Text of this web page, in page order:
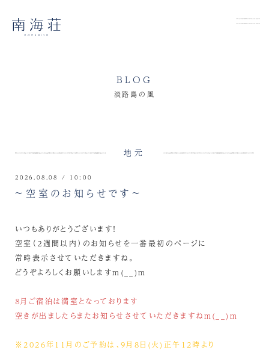
BLOG
淡路島の風
地元
2026.08.08 / 10:00
～空室のお知らせです～
いつもありがとうございます！
空室（２週間以内）のお知らせを一番最初のページに
常時表示させていただきますね。
どうぞよろしくお願いしますm(__)m
８月ご宿泊は満室となっております
空きが出ましたらまたお知らせさせていただきますねm(__)m
※2026年11月のご予約は、9月8日(火)正午12時より